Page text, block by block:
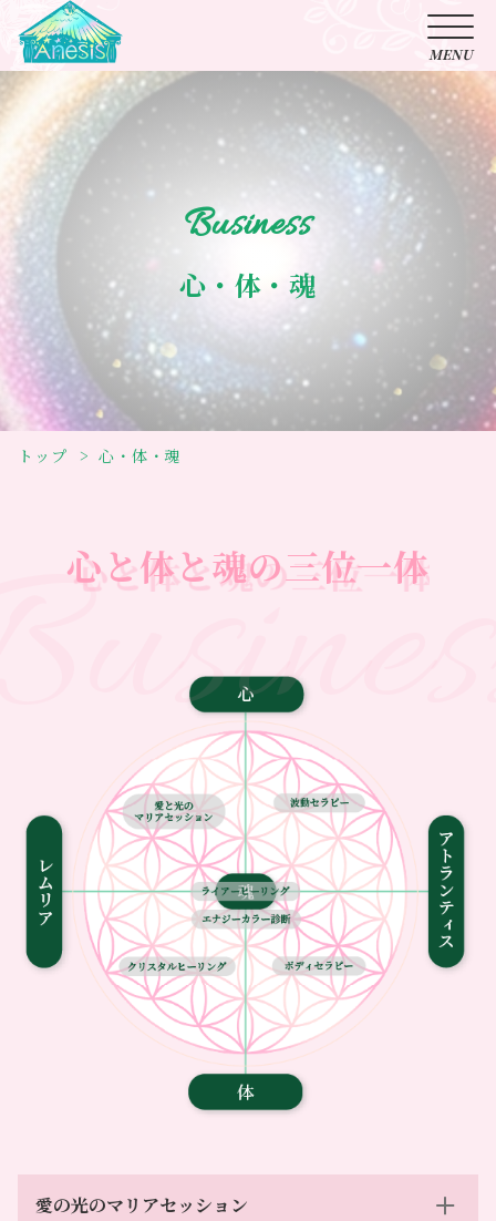
Business
心・体・魂
トップ 心・体・魂
心と体と魂の三位一体
愛の光のマリアセッション